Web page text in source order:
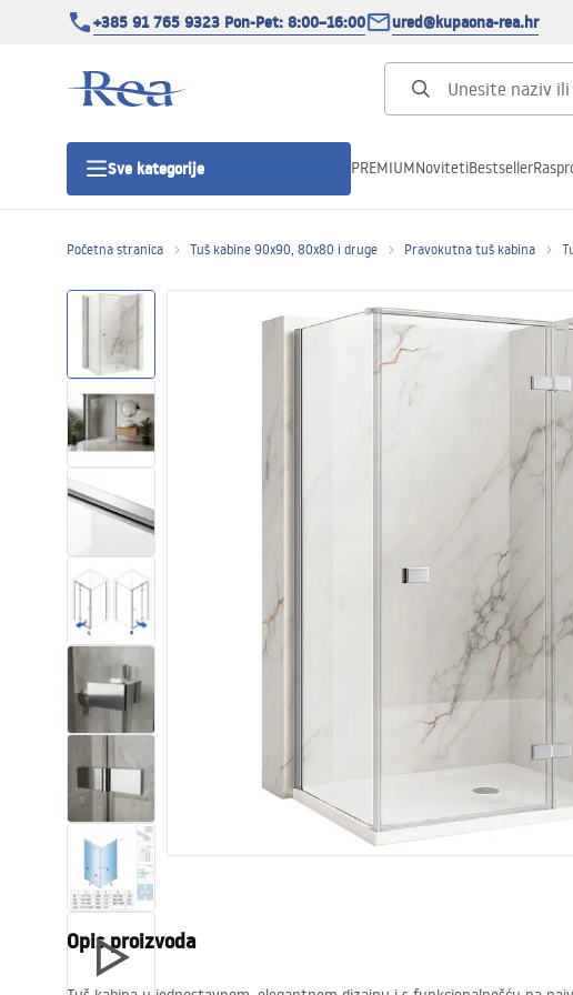
+385 91 765 9323 Pon-Pet: 8:00–16:00 ured@kupaona-rea.hr
Sve kategorije
Tuš vrata
Tuš kade
Tuš Kanalice
WC školjke
Umivaonici
Kade i paravani
Miješalice, pipe, slavine
Tuševi
Kuhinja
Pribor i kupaonski namještaj
PREMIUMNovitetiBestseller
Početna stranica Tuš kabine 90x90, 80x80 i druge Pravokutna tuš kabina
Opis proizvoda